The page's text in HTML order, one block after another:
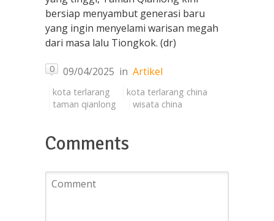
bersiap menyambut generasi baru
yang ingin menyelami warisan megah
dari masa lalu Tiongkok. (dr)
0 09/04/2025 in Artikel
kota terlarang
kota terlarang china
taman qianlong
wisata china
Comments